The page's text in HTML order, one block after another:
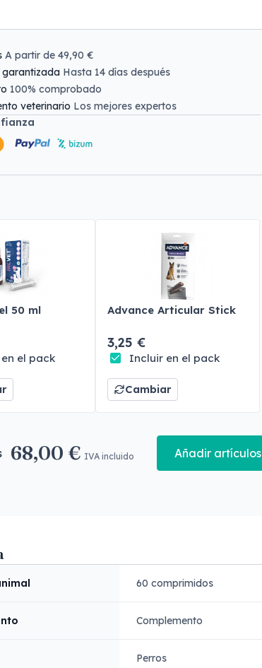
A partir de 49,90 €
garantizada Hasta 14 días después
100% comprobado
veterinario Los mejores expertos
50 ml
el pack
Advance Articular Stick
3,25 €
Incluir en el pack
Cambiar
68,00 € IVA incluido Añadir artículos
60 comprimidos
Complemento
Perros